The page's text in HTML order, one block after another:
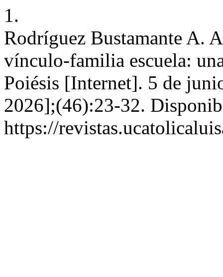
1.
Rodríguez Bustamante A.
vínculo-familia escuela:
Poiésis [Internet]. 5 de
2026];(46):23-32.
https://